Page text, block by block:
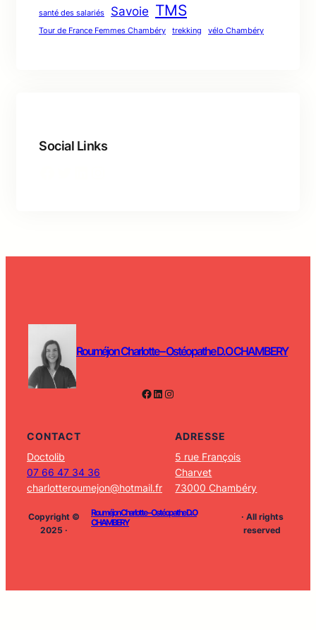
santé des salariés Savoie TMS
Tour de France Femmes Chambéry trekking vélo Chambéry
Social Links
Rouméjon Charlotte – Ostéopathe D.O CHAMBERY
Facebook LinkedIn Instagram
CONTACT
Doctolib
07 66 47 34 36
charlotteroumejon@hotmail.fr
ADRESSE
5 rue François
Charvet
73000 Chambéry
Copyright ©
2025 ·
Rouméjon Charlotte – Ostéopathe D.O
CHAMBERY
· All rights
reserved